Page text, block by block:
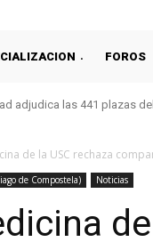
FOROS
adjudica las 441 plazas
de la USC rechaza
de Compostela) Noticias